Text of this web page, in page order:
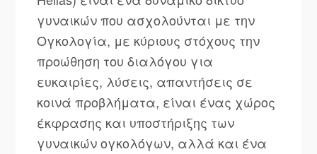
γυναικών που ασχολούνται με την
Ογκολογία, με κύριους στόχους την
προώθηση του διαλόγου για
ευκαιρίες, λύσεις, απαντήσεις σε
κοινά προβλήματα, είναι ένας χώρος
έκφρασης και υποστήριξης των
γυναικών ογκολόγων, αλλά και ένα